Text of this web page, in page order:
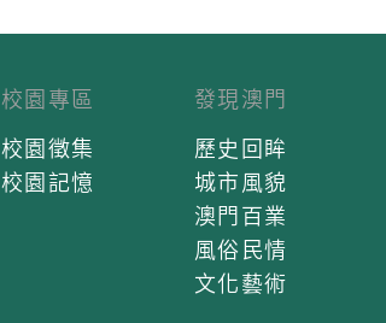
校園專區
校園徵集
校園記憶
發現澳門
歷史回眸
城市風貌
澳門百業
風俗民情
文化藝術